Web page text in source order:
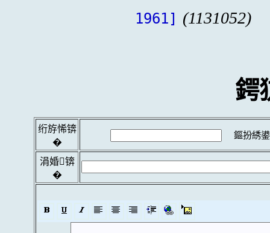
1961] (1131052)
鍔
绗斿悕锛
�
鏂扮綉
涓婚锛
�